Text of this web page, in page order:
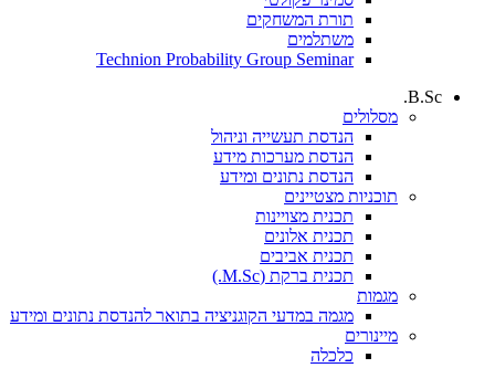
תורת המשחקים
משתלמים
Technion Probability Group Seminar
B.Sc.
מסלולים
הנדסת תעשייה וניהול
הנדסת מערכות מידע
הנדסת נתונים ומידע
תוכניות מצטיינים
תכנית מצויינות
תכנית אלונים
תכנית אביבים
תכנית ברקת (M.Sc.)
מגמות
מגמה במדעי הקוגניציה בתואר להנדסת נתונים ומידע
מיינורים
כלכלה